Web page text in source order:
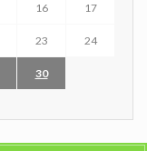
16 17
23 24
30